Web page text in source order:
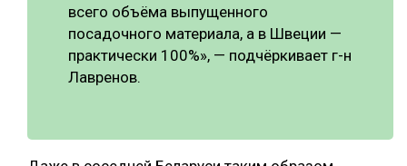
всего объёма выпущенного
посадочного материала, а в Швеции —
практически 100%», — подчёркивает г-н
Лавренов.